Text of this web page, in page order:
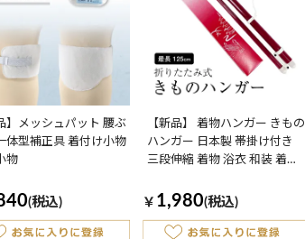
】メッシュパット 腰ぶ
体型補正具 着付け小物
物
(税込)
【新品】 着物ハンガー きもの
ハンガー 日本製 帯掛け付き
三段伸縮 着物 浴衣 和装 着付
￥ 1,980(税込)